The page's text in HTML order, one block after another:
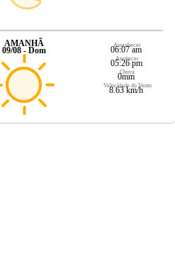
AMANHÃ
09/08 - Dom
Amanhecer
06:07 am
Anoitecer
05:26 pm
Chuva
0mm
Velocidade do Vento
8.63 km/h